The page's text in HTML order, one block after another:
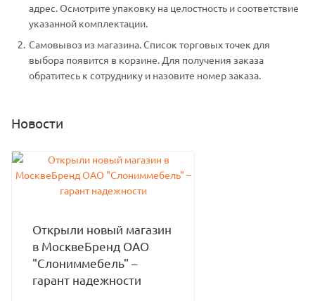
адрес. Осмотрите упаковку на целостность и соответствие
указанной комплектации.
Самовывоз из магазина. Список торговых точек для
выбора появится в корзине. Для получения заказа
обратитесь к сотруднику и назовите номер заказа.
Новости
Открыли новый магазин
в МосквеБренд ОАО
"Слониммебель" –
гарант надежности